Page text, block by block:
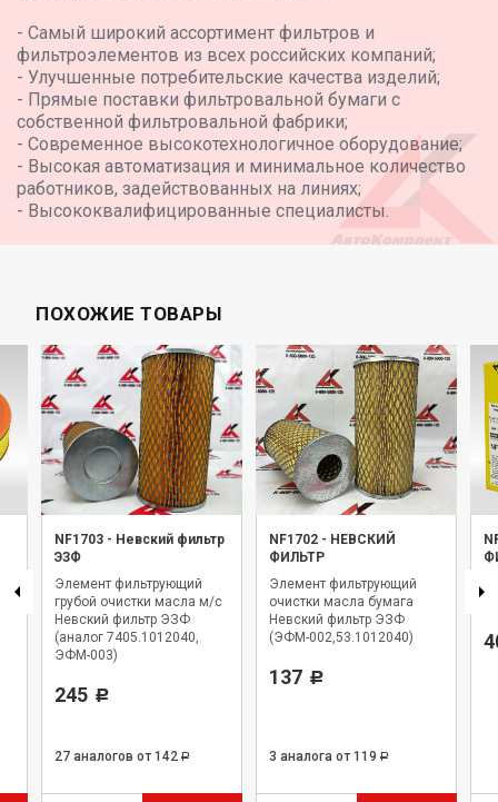
- Самый широкий ассортимент фильтров и
фильтроэлементов из всех российских компаний;
- Улучшенные потребительские качества изделий;
- Прямые поставки фильтровальной бумаги с
собственной фильтровальной фабрики;
- Современное высокотехнологичное оборудование;
- Высокая автоматизация и минимальное количество
работников, задействованных на линиях;
- Высококвалифицированные специалисты.
ПОХОЖИЕ ТОВАРЫ
NF1703 - Невский фильтр
ЭЗФ
Элемент фильтрующий
грубой очистки масла м/с
Невский фильтр ЭЗФ
(аналог 7405.1012040,
ЭФМ-003)
245 Р
27 аналогов от 142 Р
NF1702 - НЕВСКИЙ
ФИЛЬТР
Элемент фильтрующий
очистки масла бумага
Невский фильтр ЭЗФ
(ЭФМ-002,53.1012040)
137 Р
3 аналога от 119 Р